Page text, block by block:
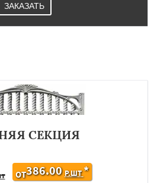
ЗАКАЗАТЬ
СЕКЦИЯ
ОТ386.00 Р.ШТ*